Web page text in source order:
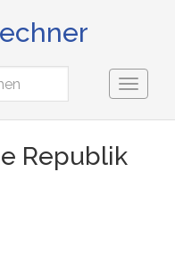
Toggle
Republik